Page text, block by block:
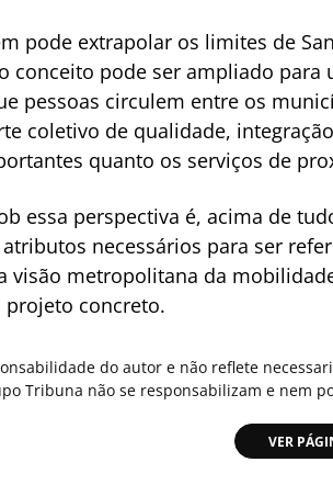
pode extrapolar os limites de
conceito pode ser ampliado
pessoas circulem entre os
coletivo de qualidade,
quanto os serviços de
essa perspectiva é, acima de
necessários para ser
visão metropolitana da
concreto.
do autor e não reflete
Tribuna não se responsabilizam e nem
VER